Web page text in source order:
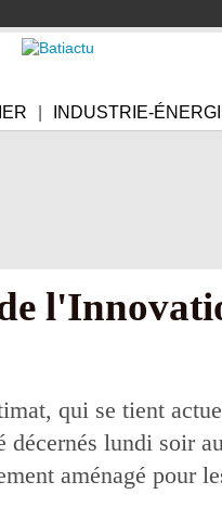
INDUSTRIE-
qui se tient
lundi soir
aménagé pour